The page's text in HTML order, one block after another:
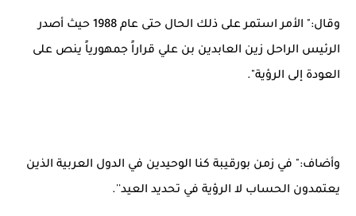
وقال:" الأمر استمر على ذلك الحال حتى عام 1988 حيث أصدر
الرئيس الراحل زين العابدين بن علي قراراً جمهورياً ينص على
العودة إلى الرؤية".
وأضاف:" في زمن بورقيبة كنا الوحيدين في الدول العربية الذين
يعتمدون الحساب لا الرؤية في تحديد العيد''.